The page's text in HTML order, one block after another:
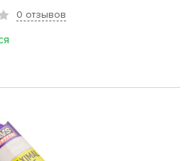
0 отзывов